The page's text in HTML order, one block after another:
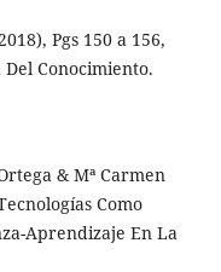
Pgs 150 a 156,
Conocimiento.
& Mª Carmen
Como
Aprendizaje En La